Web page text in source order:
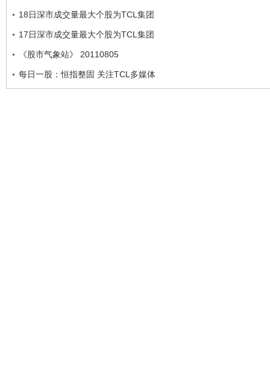
18日深市成交量最大个股为TCL集团
17日深市成交量最大个股为TCL集团
《股市气象站》 20110805
每日一股：恒指整固 关注TCL多媒体